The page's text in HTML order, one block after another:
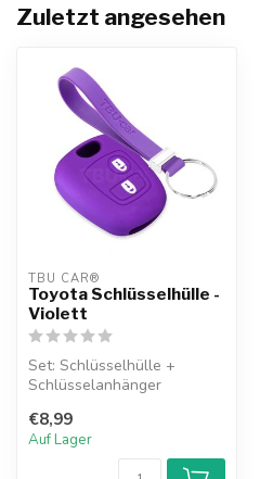
Zuletzt angesehen
TBU CAR®
Toyota Schlüsselhülle -
Violett
Set: Schlüsselhülle +
Schlüsselanhänger
€8,99
Auf Lager